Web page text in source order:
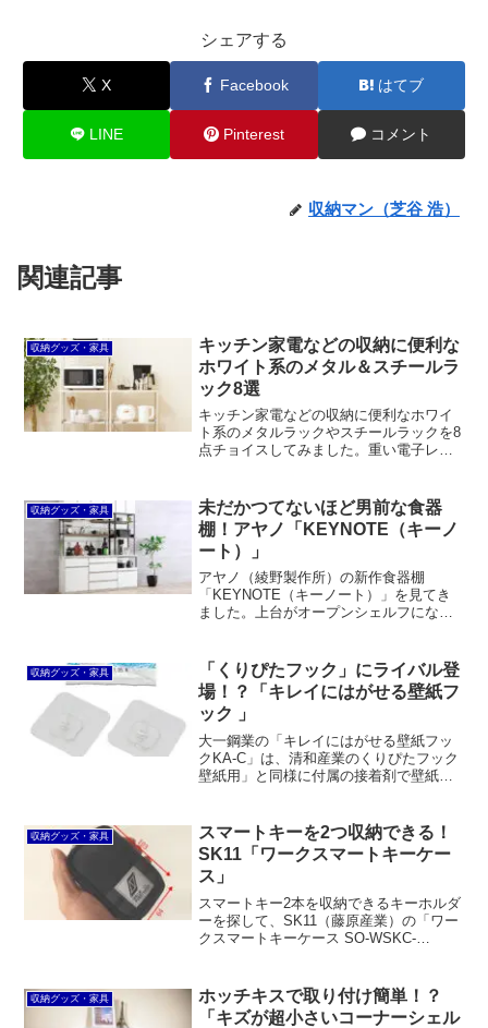
シェアする
X Facebook はてブ
LINE Pinterest コメント
収納マン（芝谷 浩）
関連記事
収納グッズ・家具
キッチン家電などの収納に便利な
ホワイト系のメタル＆スチールラ
ック8選
キッチン家電などの収納に便利なホワイ
ト系のメタルラックやスチールラックを8
点チョイスしてみました。重い電子レン
ックやドウシシャのルミナス・リシェが
オススメ。逆に軽いモノがメインなら無
印良品のスチールユニットシェルフなど
が良いでしょう。
収納グッズ・家具
未だかつてないほど男前な食器
棚！アヤノ「KEYNOTE（キーノ
ート）」
アヤノ（綾野製作所）の新作食器棚
「KEYNOTE（キーノート）」を見てき
ました。上台がオープンシェルフになっ
便利なのですが、突き上げると落下しか
ねないのが不安要素です。価格もちょっ
と庶民には手が出ません。
収納グッズ・家具
「くりぴたフック」にライバル登
場！？「キレイにはがせる壁紙フ
ック 」
大一鋼業の「キレイにはがせる壁紙フッ
クKA-C」は、清和産業のくりぴたフック
壁紙用」と同様に付属の接着剤で壁紙に
がメリットです。
収納グッズ・家具
スマートキーを2つ収納できる！
SK11「ワークスマートキーケー
ス」
スマートキー2本を収納できるキーホルダ
ーを探して、SK11（藤原産業）の「ワー
クスマートキーケース SO-WSKC-
製で耐久性が期待できますし、コスパも
非常に良いです。
収納グッズ・家具
ホッチキスで取り付け簡単！？
「キズが超小さいコーナーシェル